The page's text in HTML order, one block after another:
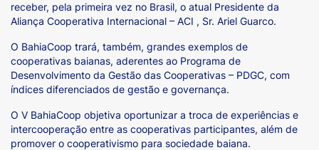
receber, pela primeira vez no Brasil, o atual Presidente da
Aliança Cooperativa Internacional – ACI , Sr. Ariel Guarco.
O BahiaCoop trará, também, grandes exemplos de
cooperativas baianas, aderentes ao Programa de
Desenvolvimento da Gestão das Cooperativas – PDGC, com
índices diferenciados de gestão e governança.
O V BahiaCoop objetiva oportunizar a troca de experiências e
intercooperação entre as cooperativas participantes, além de
promover o cooperativismo para sociedade baiana.